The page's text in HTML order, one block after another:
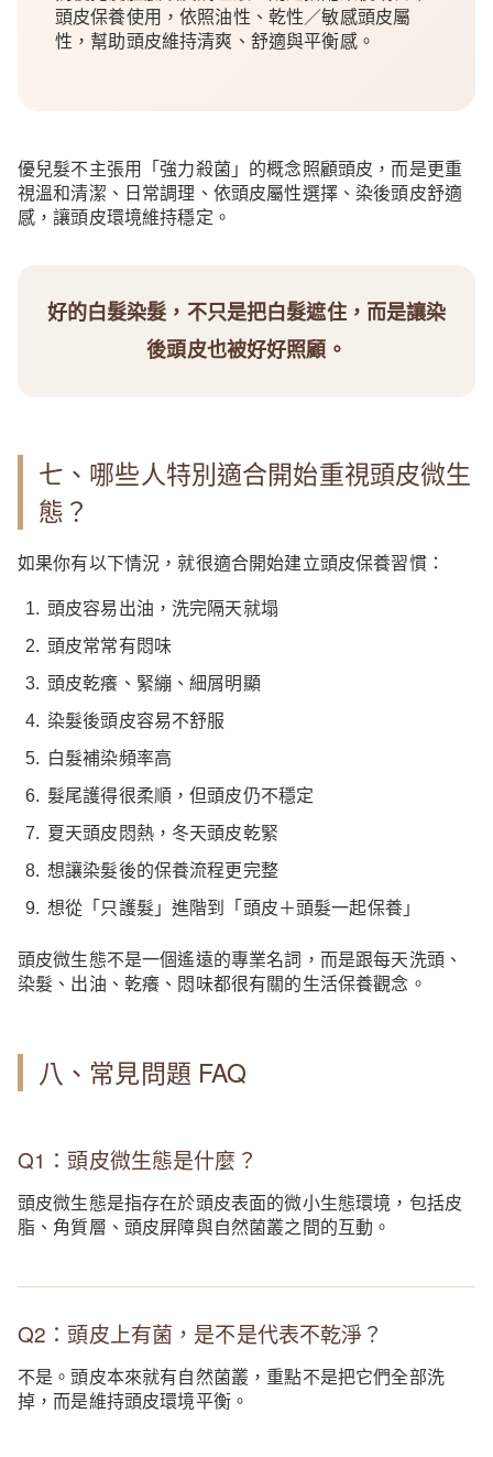
頭皮保養使用，依照油性、乾性／敏感頭皮屬
性，幫助頭皮維持清爽、舒適與平衡感。
優兒髮不主張用「強力殺菌」的概念照顧頭皮，而是更重
視溫和清潔、日常調理、依頭皮屬性選擇、染後頭皮舒適
感，讓頭皮環境維持穩定。
好的白髮染髮，不只是把白髮遮住，而是讓染
後頭皮也被好好照顧。
七、哪些人特別適合開始重視頭皮微生
態？
如果你有以下情況，就很適合開始建立頭皮保養習慣：
頭皮容易出油，洗完隔天就塌
頭皮常常有悶味
頭皮乾癢、緊繃、細屑明顯
染髮後頭皮容易不舒服
白髮補染頻率高
髮尾護得很柔順，但頭皮仍不穩定
夏天頭皮悶熱，冬天頭皮乾緊
想讓染髮後的保養流程更完整
想從「只護髮」進階到「頭皮＋頭髮一起保養」
頭皮微生態不是一個遙遠的專業名詞，而是跟每天洗頭、
染髮、出油、乾癢、悶味都很有關的生活保養觀念。
八、常見問題 FAQ
Q1：頭皮微生態是什麼？
頭皮微生態是指存在於頭皮表面的微小生態環境，包括皮
脂、角質層、頭皮屏障與自然菌叢之間的互動。
Q2：頭皮上有菌，是不是代表不乾淨？
不是。頭皮本來就有自然菌叢，重點不是把它們全部洗
掉，而是維持頭皮環境平衡。